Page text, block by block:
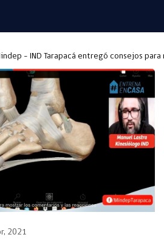
– IND Tarapacá entregó consejos
2021